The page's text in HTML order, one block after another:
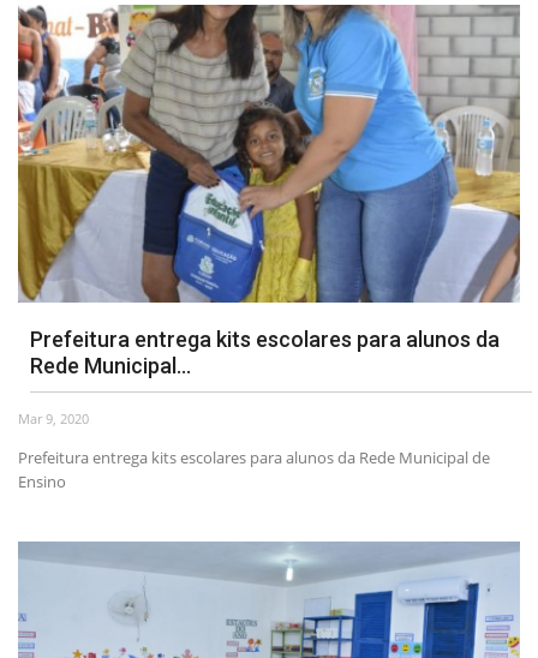
Contato
Prefeitura entrega kits escolares para alunos da
Rede Municipal...
Mar 9, 2020
Prefeitura entrega kits escolares para alunos da Rede Municipal de
Ensino